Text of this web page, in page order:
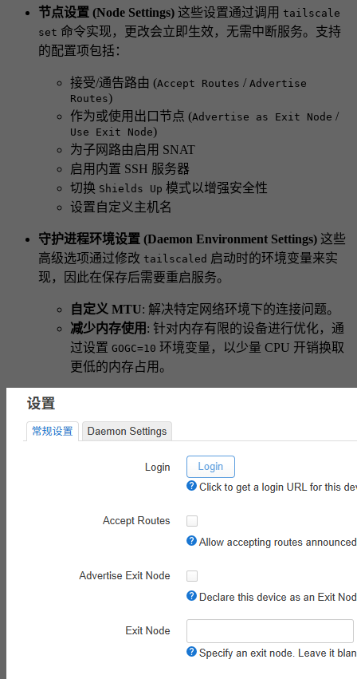
节点设置 (Node Settings) 这些设置通过调用 tailscale
set 命令实现，更改会立即生效，无需中断服务。支持
的配置项包括：
接受/通告路由 (Accept Routes / Advertise
Routes)
作为或使用出口节点 (Advertise as Exit Node /
Use Exit Node)
为子网路由启用 SNAT
启用内置 SSH 服务器
切换 Shields Up 模式以增强安全性
设置自定义主机名
守护进程环境设置 (Daemon Environment Settings) 这些
高级选项通过修改 tailscaled 启动时的环境变量来实
现，因此在保存后需要重启服务。
自定义 MTU: 解决特定网络环境下的连接问题。
减少内存使用 : 针对内存有限的设备进行优化，通
过设置 GOGC=10 环境变量，以少量 CPU 开销换取
更低的内存占用。